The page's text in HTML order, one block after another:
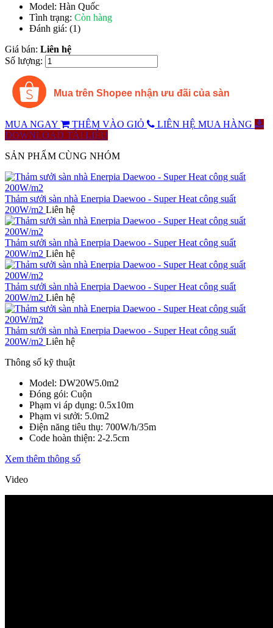
Model: Hàn Quốc
Tình trạng: Còn hàng
Đánh giá: (1)
Giá bán: Liên hệ
Số lượng:
Mua trên Shopee nhận ưu đãi của sàn
MUA NGAY THÊM VÀO GIỎ
LIÊN HỆ MUA HÀNG
DOWNLOAD TÀI LIỆU
SẢN PHẨM CÙNG NHÓM
Thảm sưởi sàn nhà Enerpia Daewoo - Super Heat công suất
200W/m2 Liên hệ
Thảm sưởi sàn nhà Enerpia Daewoo - Super Heat công suất
200W/m2 Liên hệ
Thảm sưởi sàn nhà Enerpia Daewoo - Super Heat công suất
200W/m2 Liên hệ
Thảm sưởi sàn nhà Enerpia Daewoo - Super Heat công suất
200W/m2 Liên hệ
Thông số kỹ thuật
Model: DW20W5.0m2
Đóng gói: Cuộn
Phạm vi áp dụng: 0.5x10m
Phạm vi sưởi: 5.0m2
Điện năng tiêu thụ: 700W/h/35m
Code hoàn thiện: 2-2.5cm
Xem thêm thông số
Video